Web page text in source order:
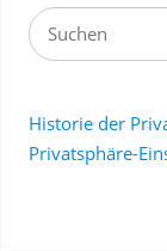
Historie der
Privatsphäre-